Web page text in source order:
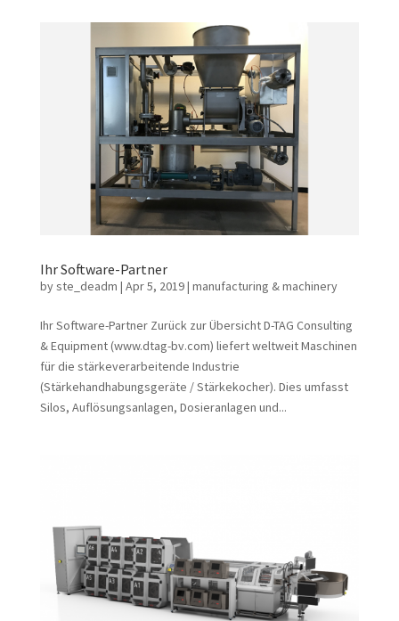
Ihr Software-Partner
byste_deadm | Apr 5, 2019| manufacturing & machinery
Ihr Software-Partner Zurück zur Übersicht D-TAG Consulting
& Equipment (www.dtag-bv.com) liefert weltweit Maschinen
für die stärkeverarbeitende Industrie
(Stärkehandhabungsgeräte / Stärkekocher). Dies umfasst
Silos, Auflösungsanlagen, Dosieranlagen und...